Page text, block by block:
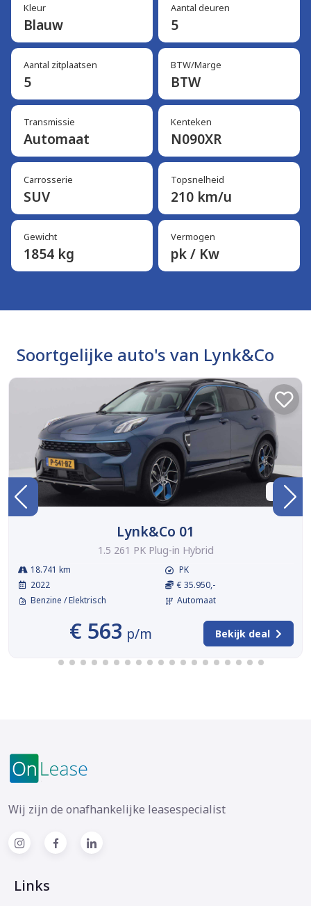
Kleur
Blauw
Aantal deuren
5
Aantal zitplaatsen
5
BTW/Marge
BTW
Transmissie
Automaat
Kenteken
N090XR
Carrosserie
SUV
Topsnelheid
210 km/u
Gewicht
1854 kg
Vermogen
pk / Kw
Soortgelijke auto's van Lynk&Co
BTW
Lynk&Co 01
1.5 261 PK Plug-in Hybrid
18.741 km
2022
Benzine / Elektrisch
PK
€ 35.950,-
Automaat
€ 563 p/m Bekijk deal
Wij zijn de onafhankelijke leasespecialist
Links